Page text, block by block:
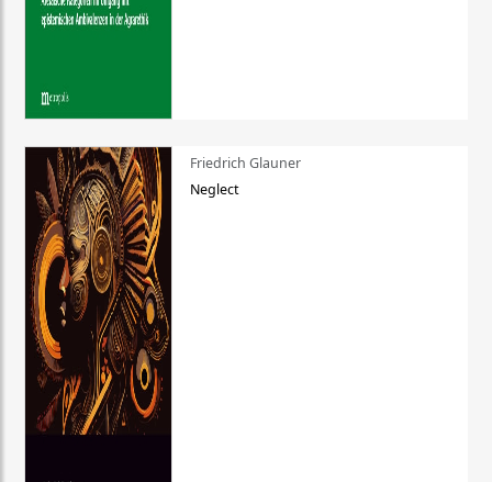
Friedrich Glauner
Neglect